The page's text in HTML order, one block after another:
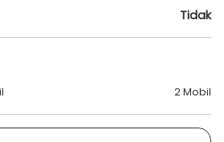
Tidak
2 Mobil